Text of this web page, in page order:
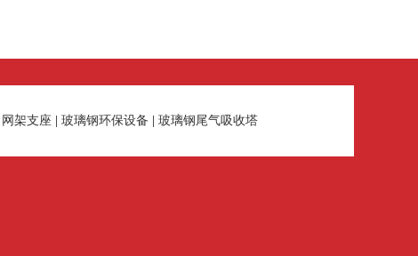
网架支座 玻璃钢环保设备 玻璃钢尾气吸收塔